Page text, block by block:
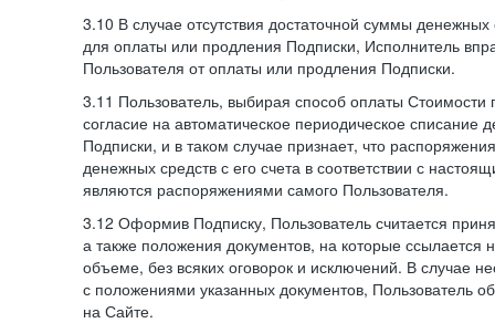
3.10 В случае отсутствия достаточной суммы денежных
для оплаты или продления Подписки, Исполнитель
Пользователя от оплаты или продления Подписки.
3.11 Пользователь, выбирая способ оплаты Стоимости
согласие на автоматическое периодическое списание
Подписки, и в таком случае признает, что
денежных средств с его счета в соответствии с
являются распоряжениями самого Пользователя.
3.12 Оформив Подписку, Пользователь считается
а также положения документов, на которые
объеме, без всяких оговорок и исключений. В случае
с положениями указанных документов, Пользователь
на Сайте.